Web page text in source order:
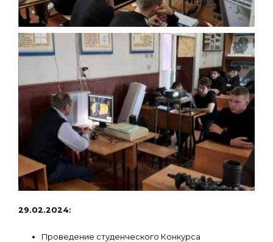
29.02.2024:
Проведение студенческого Конкурса